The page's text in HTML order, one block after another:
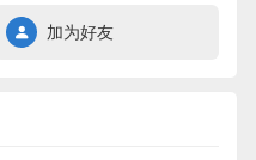
加为好友